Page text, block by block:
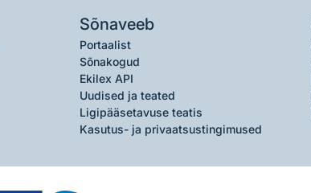
Sõnaveeb
Portaalist
Sõnakogud
Ekilex API
Uudised ja teated
Ligipääsetavuse teatis
Kasutus- ja privaatsustingimused